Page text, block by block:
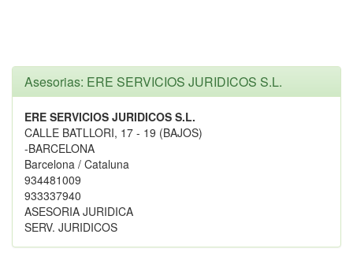
Asesorias: ERE SERVICIOS JURIDICOS S.L.
ERE SERVICIOS JURIDICOS S.L.
CALLE BATLLORI, 17 - 19 (BAJOS)
-BARCELONA
Barcelona / Cataluna
934481009
933337940
ASESORIA JURIDICA
SERV. JURIDICOS